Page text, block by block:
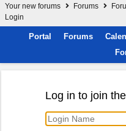
Your new forums Forums
Login
Portal Forums
Log in to join